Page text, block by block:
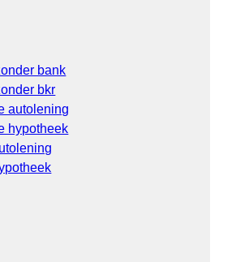
bank
bkr
autolening
hypotheek